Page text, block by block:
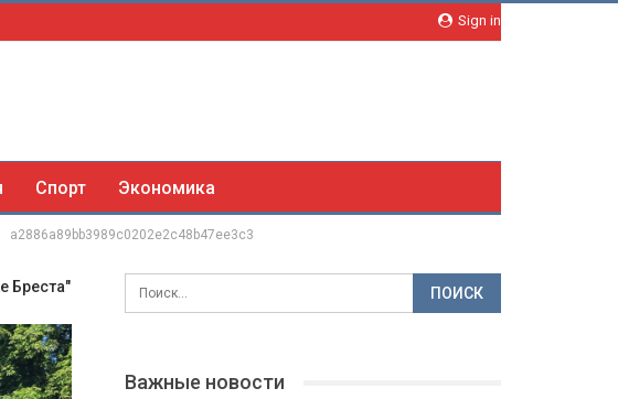
Sign in
Спорт Экономика
a2886a89bb3989c0202e2c48b47ee3c3
Бреста"
Важные новости